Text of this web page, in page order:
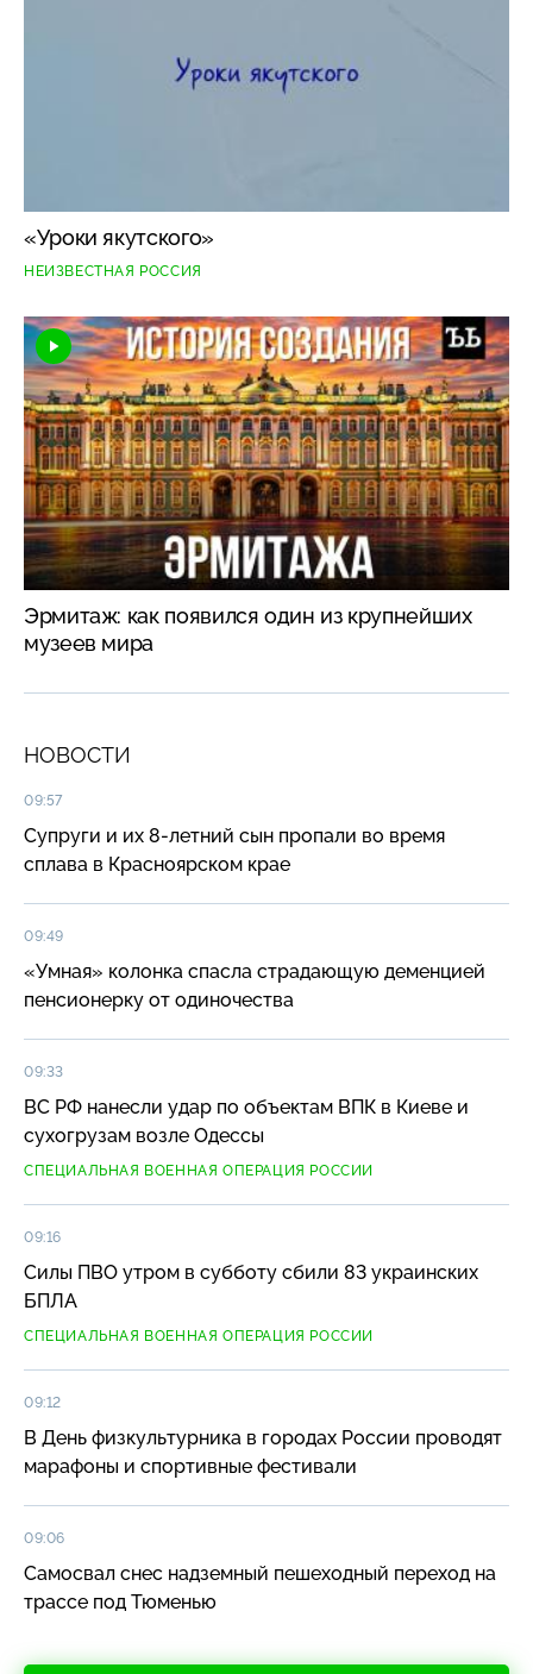
«Уроки якутского»
НЕИЗВЕСТНАЯ РОССИЯ
Эрмитаж: как появился один из крупнейших
музеев мира
НОВОСТИ
09:57
Супруги и их 8-летний сын пропали во время
сплава в Красноярском крае
09:49
«Умная» колонка спасла страдающую деменцией
пенсионерку от одиночества
09:33
ВС РФ нанесли удар по объектам ВПК в Киеве и
сухогрузам возле Одессы
СПЕЦИАЛЬНАЯ ВОЕННАЯ ОПЕРАЦИЯ РОССИИ
09:16
Силы ПВО утром в субботу сбили 83 украинских
БПЛА
СПЕЦИАЛЬНАЯ ВОЕННАЯ ОПЕРАЦИЯ РОССИИ
09:12
В День физкультурника в городах России проводят
марафоны и спортивные фестивали
09:06
Самосвал снес надземный пешеходный переход на
трассе под Тюменью